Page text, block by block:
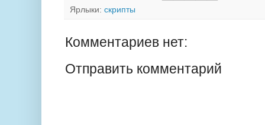
Ярлыки: скрипты
Комментариев нет:
Отправить комментарий